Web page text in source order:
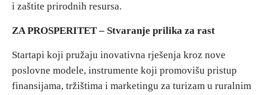
Video
Otkrij Srpsku
i zaštite prirodnih resursa.
ZA PROSPERITET – Stvaranje prilika za rast
Startapi koji pružaju inovativna rješenja kroz nove
poslovne modele, instrumente koji promovišu pristup
finansijama, tržištima i marketingu za turizam u ruralnim